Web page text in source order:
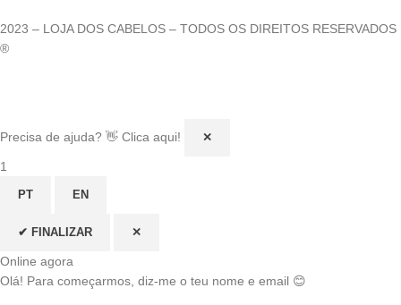
2023 – LOJA DOS CABELOS – TODOS OS DIREITOS RESERVADOS
®
Precisa de ajuda? 👋 Clica aqui! ✕
1
PT EN
✔ FINALIZAR ✕
Online agora
Olá! Para começarmos, diz-me o teu nome e email 😊